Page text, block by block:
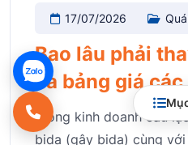
17/07/2026
Bao lâu phải
và bảng giá
Trong kinh doanh câu
bida (gậy bida) cùng